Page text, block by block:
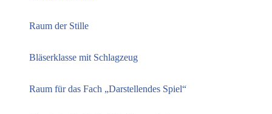
Raum der Stille
Bläserklasse mit Schlagzeug
Raum für das Fach „Darstellendes Spiel“